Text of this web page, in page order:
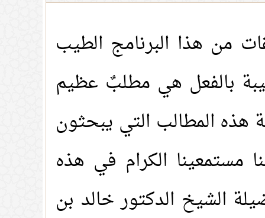
من هذا البرنامج الطيب
بالفعل هي مطلبٌ عظيم
هذه المطالب التي يبحثون
مستمعينا الكرام في هذه
الشيخ الدكتور خالد بن